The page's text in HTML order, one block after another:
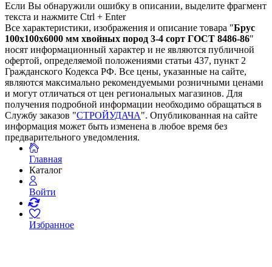
Если Вы обнаружили ошибку в описании, выделите фрагмент
текста и нажмите Ctrl + Enter
Все характеристики, изображения и описание товара "Брус
100х100х6000 мм хвойных пород 3-4 сорт ГОСТ 8486-86"
носят информационный характер и не являются публичной
офертой, определяемой положениями статьи 437, пункт 2
Гражданского Кодекса РФ. Все цены, указанные на сайте,
являются максимально рекомендуемыми розничными ценами
и могут отличаться от цен региональных магазинов. Для
получения подробной информации необходимо обращаться в
Службу заказов "СТРОЙУДАЧА". Опубликованная на сайте
информация может быть изменена в любое время без
предварительного уведомления.
Главная
Каталог
Войти
Избранное